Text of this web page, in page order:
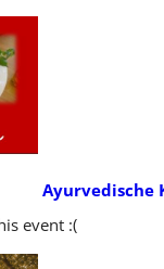
Ayurvedische
event :(